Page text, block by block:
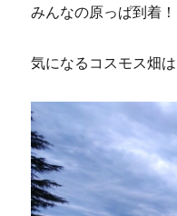
みんなの原っぱ到着！
気になるコスモス畑